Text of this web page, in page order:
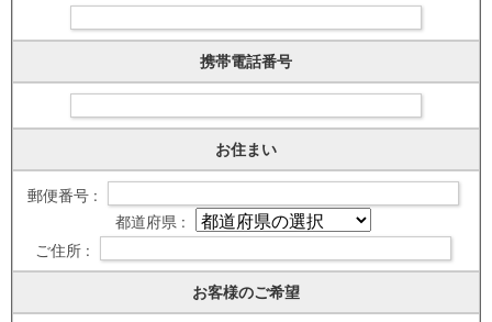
携帯電話番号
お住まい
郵便番号 :
都道府県 :
ご住所 :
お客様のご希望